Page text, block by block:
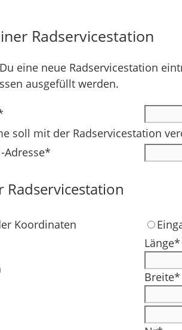
Radservicestation
eine neue Radservicestation
ausgefüllt werden.
soll mit der Radservicestation
Adresse*
Radservicestation
Koordinaten
Länge*
Breite*